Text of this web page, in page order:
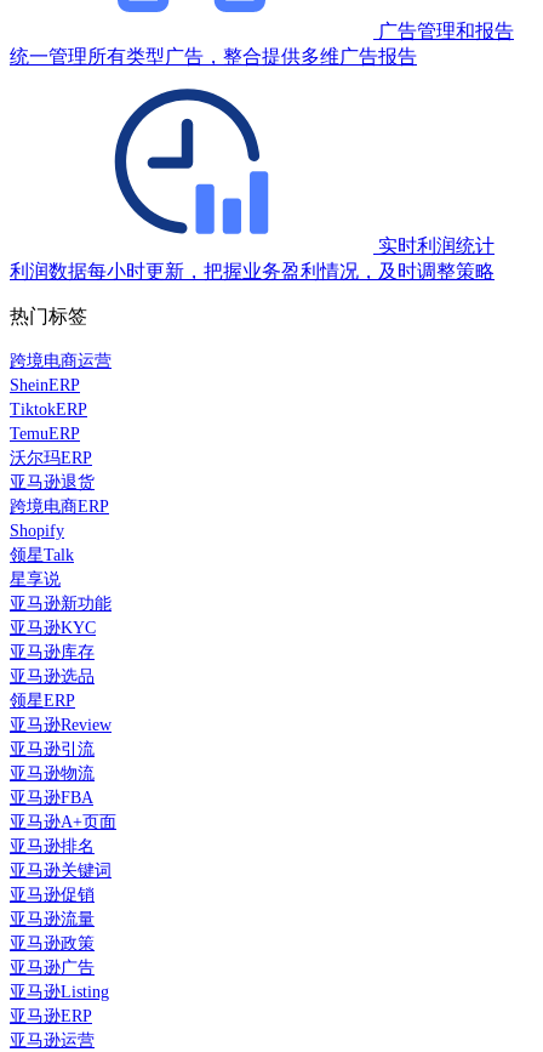
广告管理和报告
统一管理所有类型广告，整合提供多维广告报告
实时利润统计
利润数据每小时更新，把握业务盈利情况，及时调整策略
热门标签
跨境电商运营
SheinERP
TiktokERP
TemuERP
沃尔玛ERP
亚马逊退货
跨境电商ERP
Shopify
领星Talk
星享说
亚马逊新功能
亚马逊KYC
亚马逊库存
亚马逊选品
领星ERP
亚马逊Review
亚马逊引流
亚马逊物流
亚马逊FBA
亚马逊A+页面
亚马逊排名
亚马逊关键词
亚马逊促销
亚马逊流量
亚马逊政策
亚马逊广告
亚马逊Listing
亚马逊ERP
亚马逊运营